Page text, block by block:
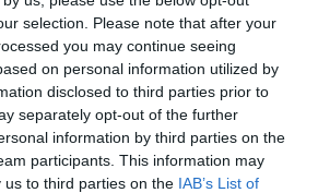
selection. Please note that after your
you may continue seeing
on personal information utilized by
disclosed to third parties prior to
separately opt-out of the further
information by third parties on the
participants. This information may
us to third parties on the IAB’s List of
de 6.800 centros deportivos
más información, contacta con
intelligence@2playbook.com
como fuente preferida de Google
con las últimas noticias de actualidad.
ACTIVAR AHORA